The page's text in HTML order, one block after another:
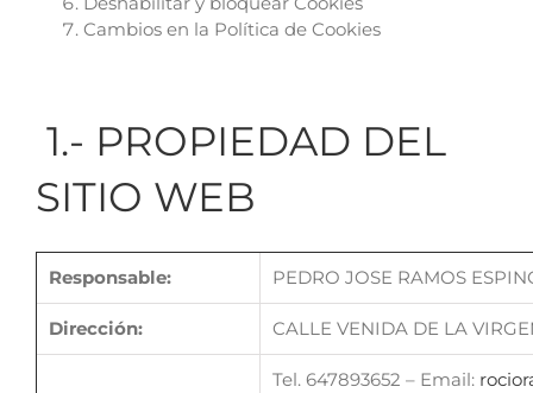
Cambios en la Política de Cookies
1.- PROPIEDAD DEL
SITIO WEB
Responsable: PEDRO JOSE RAMOS
Dirección: CALLE VENIDA DE LA
Tel. 647893652 – Email: